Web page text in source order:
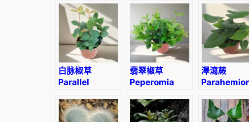
白脉椒草
Parallel
(Peperomia
puteolata)
翡翠椒草
Peperomia
澤瀉蕨